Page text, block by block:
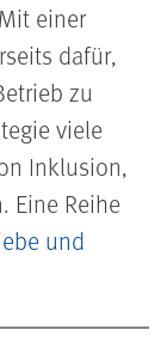
einer
dafür,
zu
viele
Inklusion,
Eine Reihe
und